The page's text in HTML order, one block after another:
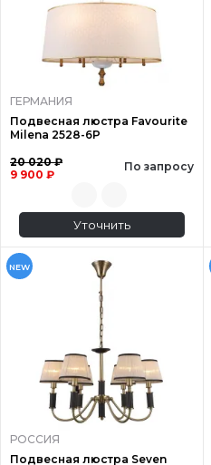
ГЕРМАНИЯ
Подвесная люстра Favourite
Milena 2528-6P
20 020 ₽
9 900 ₽
По запросу
Уточнить
NEW
РОССИЯ
Подвесная люстра Seven